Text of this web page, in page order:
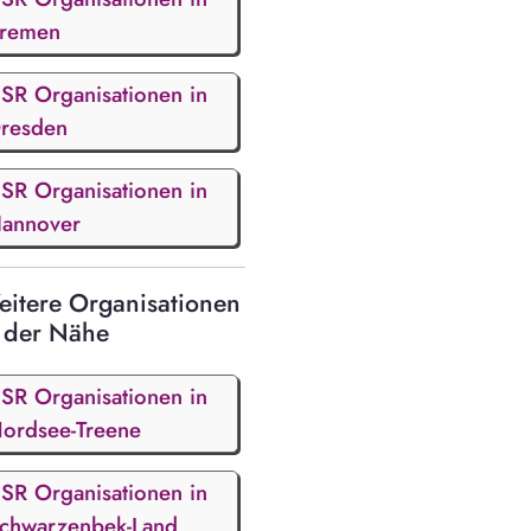
Organisationen in
Organisationen in
Organisationen
Nähe
Organisationen in
Treene
Organisationen in